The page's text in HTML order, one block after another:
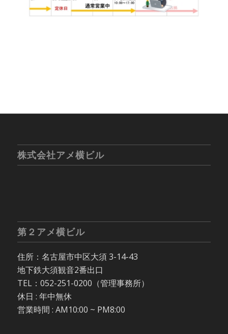
株式会社アメ横ビル
第２アメ横ビル
住所：名古屋市中区大須 3-14-43
地下鉄大須観音2番出口
TEL：052-251-0200（管理事務所）
休日 : 年中無休
営業時間 : AM10:00 ~ PM8:00